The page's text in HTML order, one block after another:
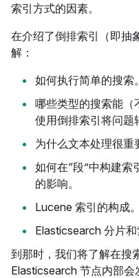
索引方式的因素。
在介绍了倒排索引（即抽
解：
如何执行简单的搜索。
哪些类型的搜索能（
使用倒排索引将问题
为什么文本处理很重
如何在“段”中构建索
的影响。
Lucene 索引的构成。
Elasticsearch 分片和
到那时，我们将了解在搜
Elasticsearch 节点内部